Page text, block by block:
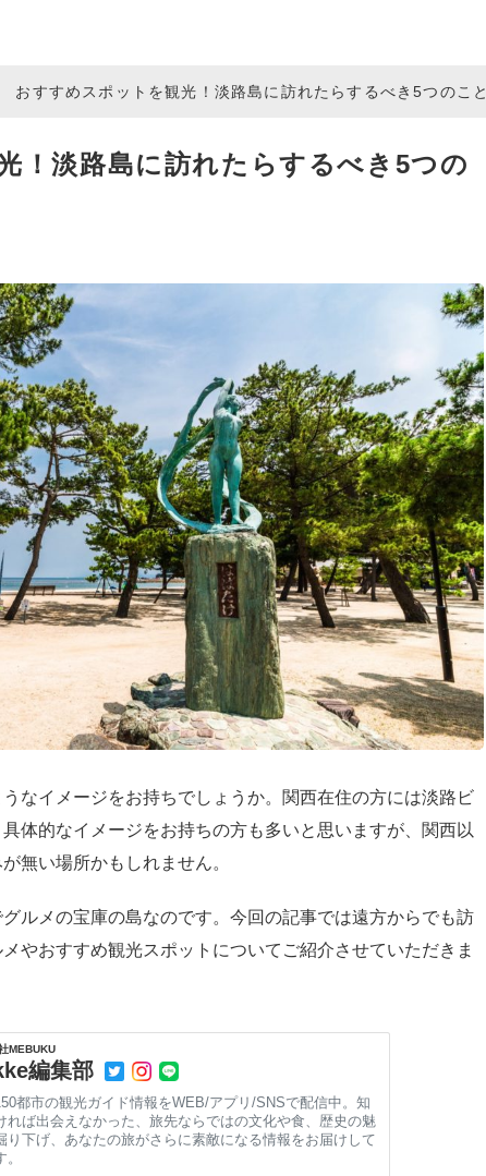
おすすめスポットを観光！淡路島に訪れたらするべき5つのこと
！淡路島に訪れたらするべき5つの
なイメージをお持ちでしょうか。関西在住の方には淡路ビ
体的なイメージをお持ちの方も多いと思いますが、関西以
無い場所かもしれません。
ルメの宝庫の島なのです。今回の記事では遠方からでも訪
やおすすめ観光スポットについてご紹介させていただきま
MEBUKU
編集部
都市の観光ガイド情報をWEB/アプリ/SNSで配信中。知
れば出会えなかった、旅先ならではの文化や食、歴史の魅
り下げ、あなたの旅がさらに素敵になる情報をお届けして
。